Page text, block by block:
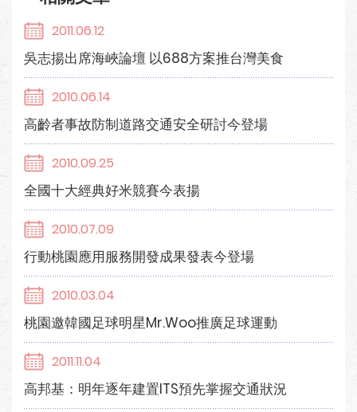
2011.06.12
吳志揚出席海峽論壇 以688方案推台灣美食
2010.06.14
高齡者事故防制道路交通安全研討今登場
2010.09.25
全國十大經典好米競賽今表揚
2010.07.09
行動桃園應用服務開發成果發表今登場
2010.03.04
桃園邀韓國足球明星Mr.Woo推廣足球運動
2011.11.04
高邦基：明年逐年建置ITS預先掌握交通狀況